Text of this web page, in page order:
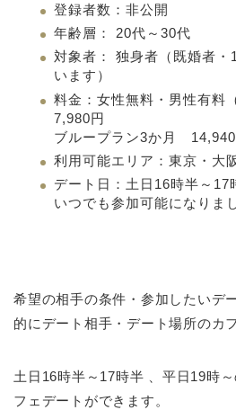
登録者数：非公開
年齢層： 20代～30代
対象者： 独身者（既婚者・
います）
料金：女性無料・男性有料
7,980円
ブループラン3か月 14,940
利用可能エリア：東京・大
デート日：土日16時半～17
いつでも参加可能になりま
希望の相手の条件・参加したいデ
的にデート相手・デート場所のカ
土日16時半～17時半 、平日19時
フェデートができます。